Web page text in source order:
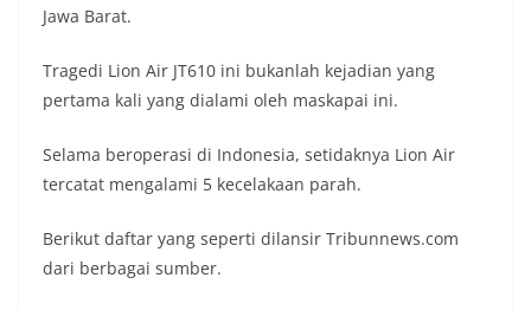
Jawa Barat.
Tragedi Lion Air JT610 ini bukanlah kejadian yang
pertama kali yang dialami oleh maskapai ini.
Selama beroperasi di Indonesia, setidaknya Lion Air
tercatat mengalami 5 kecelakaan parah.
Berikut daftar yang seperti dilansir Tribunnews.com
dari berbagai sumber.